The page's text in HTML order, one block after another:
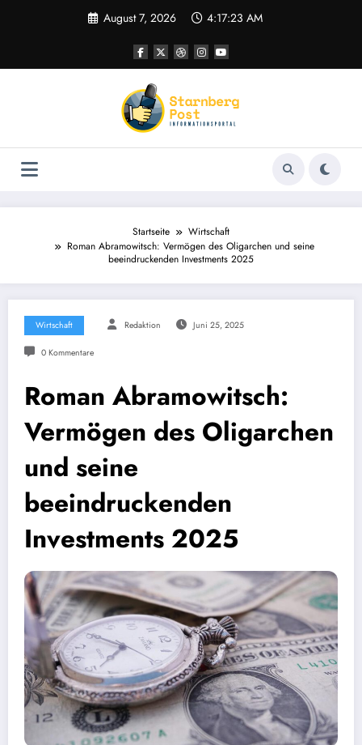
August 7, 2026 4:17:23 AM
Startseite
Wirtschaft
Roman Abramowitsch: Vermögen des Oligarchen und seine
beeindruckenden Investments 2025
Wirtschaft Redaktion Juni 25, 2025
0 Kommentare
Roman Abramowitsch:
Vermögen des Oligarchen
und seine
beeindruckenden
Investments 2025